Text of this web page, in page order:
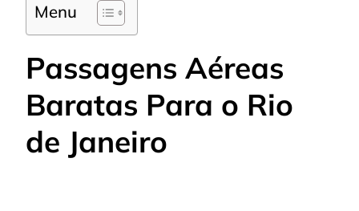
Menu
Passagens Aéreas
Baratas Para o Rio
de Janeiro